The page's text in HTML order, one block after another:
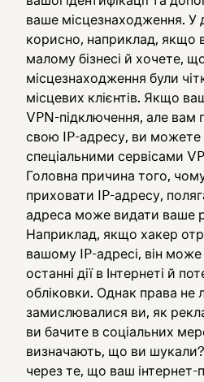
ваше місцезнаходження. У
корисно, наприклад, якщо
малому бізнесі й хочете,
місцезнаходження були
місцевих клієнтів. Якщо
VPN-підключення, але вам
свою IP-адресу, ви можете
спеціальними сервісами
Головна причина того,
приховати IP-адресу,
адреса може видати ваше
Наприклад, якщо хакер
вашому IP-адресі, він
останні дії в Інтернеті й
обліковки. Однак права не
замислювалися ви, як
ви бачите в соціальних
визначають, що ви
через те, що ваш інтернет-